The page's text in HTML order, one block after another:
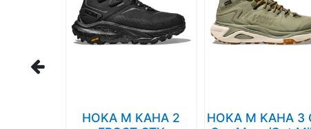
HOKA M KAHA 2
HOKA M KAHA 3